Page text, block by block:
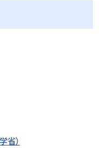
省）